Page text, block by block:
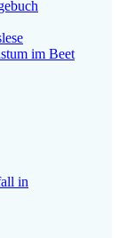
im Beet
in